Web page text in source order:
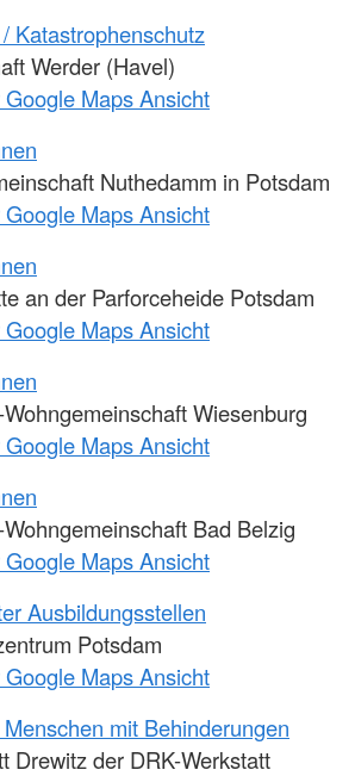
Katastrophenschutz
Werder (Havel)
Maps Ansicht
Nuthedamm in Potsdam
Maps Ansicht
an der Parforceheide Potsdam
Maps Ansicht
Wiesenburg
Maps Ansicht
Bad Belzig
Maps Ansicht
Ausbildungsstellen
Potsdam
Maps Ansicht
mit Behinderungen
Drewitz der DRK-Werkstatt